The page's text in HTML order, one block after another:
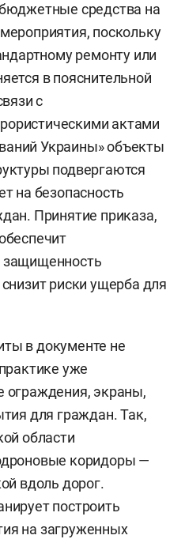
средства на
поскольку
ремонту или
в пояснительной
с
актами
Украины» объекты
подвергаются
на безопасность
Принятие приказа,
защищенность
риски ущерба для
в документе не
уже
ограждения, экраны,
для граждан. Так,
области
коридоры —
вдоль дорог.
построить
на загруженных